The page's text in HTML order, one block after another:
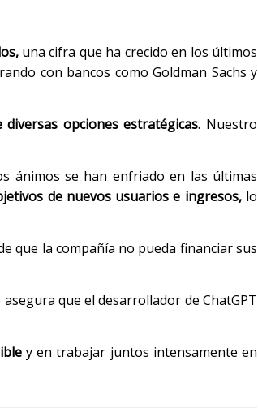
una cifra que ha crecido en los últimos
con bancos como Goldman Sachs y
diversas opciones estratégicas. Nuestro
ánimos se han enfriado en las últimas
de nuevos usuarios e ingresos,lo
que la compañía no pueda financiar sus
que el desarrollador de ChatGPT
y en trabajar juntos intensamente en